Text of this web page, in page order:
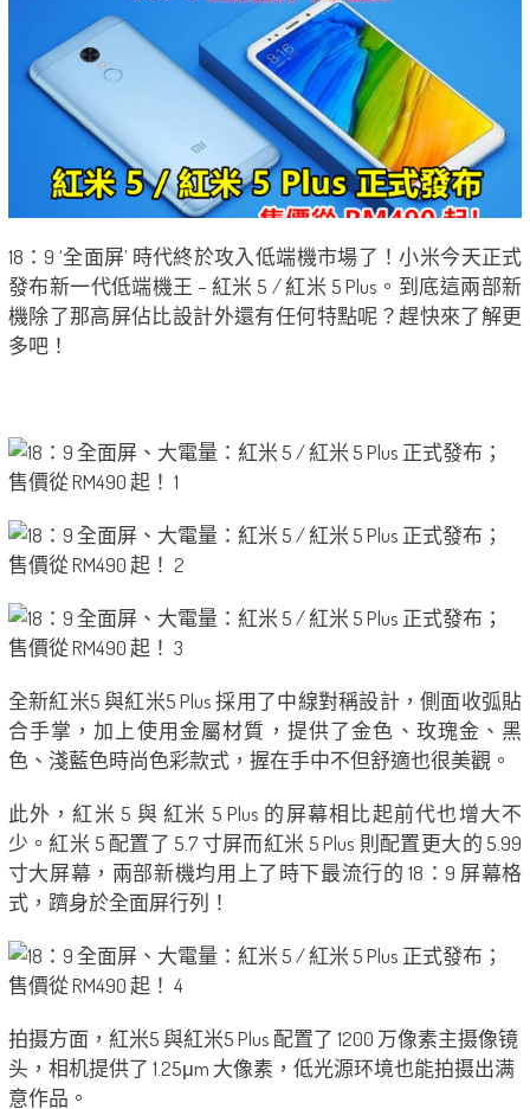
18：9 ‘全面屏’ 時代終於攻入低端機市場了！小米今天正式
發布新一代低端機王 – 紅米 5 / 紅米 5 Plus。到底這兩部新
機除了那高屏佔比設計外還有任何特點呢？趕快來了解更
多吧！
全新紅米5 與紅米5 Plus 採用了中線對稱設計，側面收弧貼
合手掌，加上使用金屬材質，提供了金色、玫瑰金、黑
色、淺藍色時尚色彩款式，握在手中不但舒適也很美觀。
此外，紅米 5 與 紅米 5 Plus 的屏幕相比起前代也增大不
少。紅米 5 配置了 5.7 寸屏而紅米 5 Plus 則配置更大的 5.99
寸大屏幕，兩部新機均用上了時下最流行的 18：9 屏幕格
式，躋身於全面屏行列！
拍摄方面，紅米5 與紅米5 Plus 配置了 1200 万像素主摄像镜
头，相机提供了 1.25μm 大像素，低光源环境也能拍摄出满
意作品。